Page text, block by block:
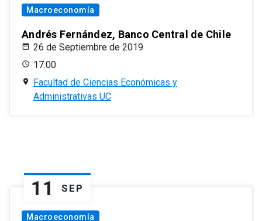
Macroeconomía
Andrés Fernández, Banco Central de Chile
26 de Septiembre de 2019
17:00
Facultad de Ciencias Económicas y
Administrativas UC
11 SEP
Macroeconomía